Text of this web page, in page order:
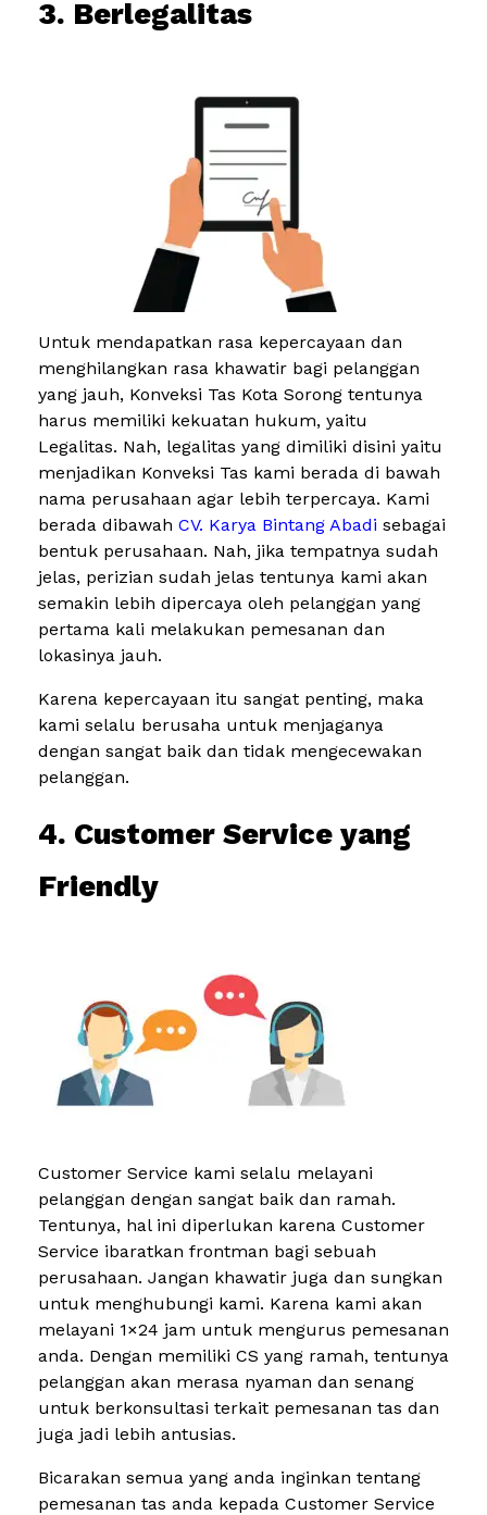
3. Berlegalitas
Untuk mendapatkan rasa kepercayaan dan
menghilangkan rasa khawatir bagi pelanggan
yang jauh, Konveksi Tas Kota Sorong tentunya
harus memiliki kekuatan hukum, yaitu
Legalitas. Nah, legalitas yang dimiliki disini yaitu
menjadikan Konveksi Tas kami berada di bawah
nama perusahaan agar lebih terpercaya. Kami
berada dibawah CV. Karya Bintang Abadi sebagai
bentuk perusahaan. Nah, jika tempatnya sudah
jelas, perizian sudah jelas tentunya kami akan
semakin lebih dipercaya oleh pelanggan yang
pertama kali melakukan pemesanan dan
lokasinya jauh.
Karena kepercayaan itu sangat penting, maka
kami selalu berusaha untuk menjaganya
dengan sangat baik dan tidak mengecewakan
pelanggan.
4. Customer Service yang
Friendly
Customer Service kami selalu melayani
pelanggan dengan sangat baik dan ramah.
Tentunya, hal ini diperlukan karena Customer
Service ibaratkan frontman bagi sebuah
perusahaan. Jangan khawatir juga dan sungkan
untuk menghubungi kami. Karena kami akan
melayani 1×24 jam untuk mengurus pemesanan
anda. Dengan memiliki CS yang ramah, tentunya
pelanggan akan merasa nyaman dan senang
untuk berkonsultasi terkait pemesanan tas dan
juga jadi lebih antusias.
Bicarakan semua yang anda inginkan tentang
pemesanan tas anda kepada Customer Service